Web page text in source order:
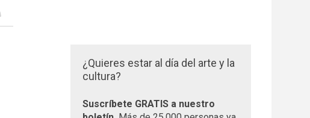
¿Quieres estar al día del arte y la
cultura?
Suscríbete GRATIS a nuestro